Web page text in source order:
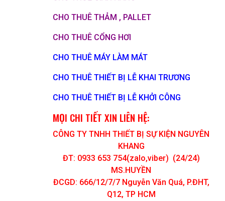
CHO THUÊ THẢM , PALLET
CHO THUÊ CỔNG HƠI
CHO THUÊ MÁY LÀM MÁT
CHO THUÊ THIẾT BỊ LỄ KHAI TRƯƠNG
CHO THUÊ THIẾT BỊ LỄ KHỞI CÔNG
MỌI CHI TIẾT XIN LIÊN HỆ:
CÔNG TY TNHH THIẾT BỊ SỰ KIỆN NGUYÊN
KHANG
ĐT: 0933 653 754(zalo,viber) (24/24)
MS.HUYỀN
ĐCGD: 666/12/7/7 Nguyễn Văn Quá, P.ĐHT,
Q12, TP HCM